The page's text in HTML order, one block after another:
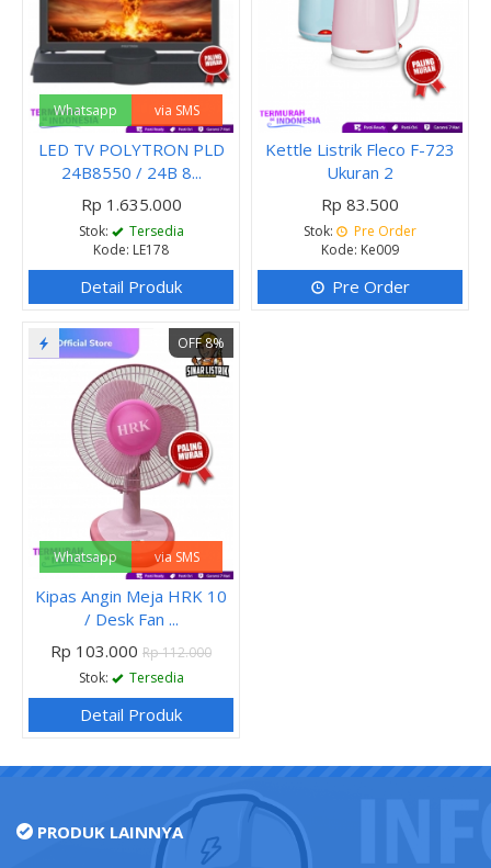
Whatsapp via SMS
LED TV POLYTRON PLD
24B8550 / 24B 8...
Rp 1.635.000
Stok:
Tersedia
Kode: LE178
Detail Produk
Kettle Listrik Fleco F-723
Ukuran 2
Rp 83.500
Stok:
Pre Order
Kode: Ke009
Pre Order
OFF 8%
Whatsapp via SMS
Kipas Angin Meja HRK 10
/ Desk Fan ...
Rp 103.000 Rp 112.000
Stok:
Tersedia
Detail Produk
PRODUK LAINNYA